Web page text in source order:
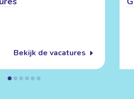
Bekijk de vacatures